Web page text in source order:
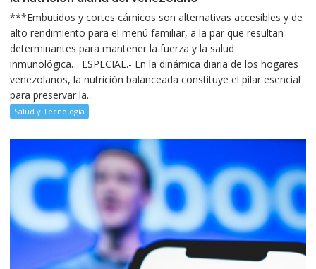
***Embutidos y cortes cárnicos son alternativas accesibles y de
alto rendimiento para el menú familiar, a la par que resultan
determinantes para mantener la fuerza y la salud
inmunológica… ESPECIAL.- En la dinámica diaria de los hogares
venezolanos, la nutrición balanceada constituye el pilar esencial
para preservar la...
Salud y Tecnología